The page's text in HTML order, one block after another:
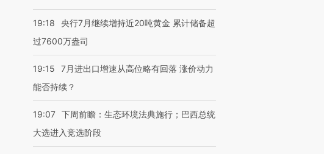
19:18
央行7月继续增持近20吨黄金 累计储备超
过7600万盎司
19:15
7月进出口增速从高位略有回落 涨价动力
能否持续？
19:07 下周前瞻：生态环境法典施行；巴西总统
大选进入竞选阶段